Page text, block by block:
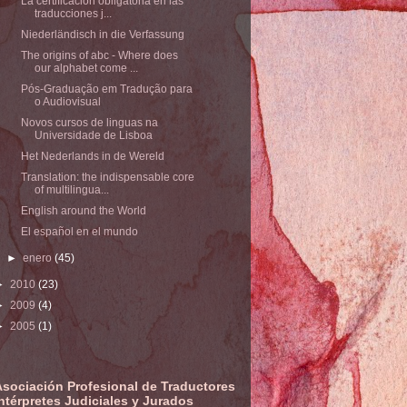
traducciones j...
Niederländisch in die Verfassung
The origins of abc - Where does
our alphabet come ...
Pós-Graduação em Tradução para
o Audiovisual
Novos cursos de linguas na
Universidade de Lisboa
Het Nederlands in de Wereld
Translation: the indispensable core
of multilingua...
English around the World
El español en el mundo
►enero(45)
2010(23)
2009 (4)
2005 (1)
Profesional de Traductores
Judiciales y Jurados